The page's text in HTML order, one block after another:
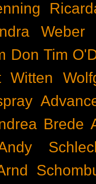
Weber
Don Tim
Witten
Brede